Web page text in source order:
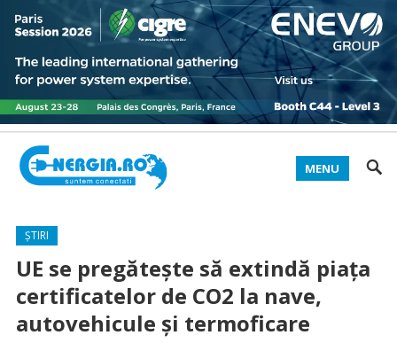
MENU
ȘTIRI
UE se pregăteşte să extindă piaţa
certificatelor de CO2 la nave,
autovehicule şi termoficare